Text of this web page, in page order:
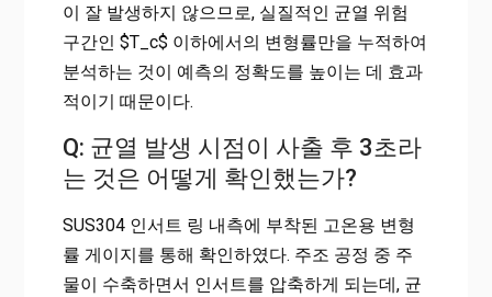
이 잘 발생하지 않으므로, 실질적인 균열 위험
구간인 $T_c$ 이하에서의 변형률만을 누적하여
분석하는 것이 예측의 정확도를 높이는 데 효과
적이기 때문이다.
Q: 균열 발생 시점이 사출 후 3초라
는 것은 어떻게 확인했는가?
SUS304 인서트 링 내측에 부착된 고온용 변형
률 게이지를 통해 확인하였다. 주조 공정 중 주
물이 수축하면서 인서트를 압축하게 되는데, 균